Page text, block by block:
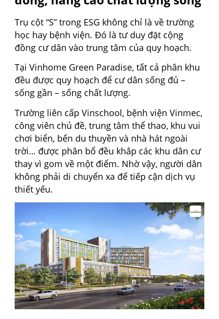
Trụ cột “S” trong ESG không chỉ là về trường
học hay bệnh viện. Đó là tư duy đặt cộng
đồng cư dân vào trung tâm của quy hoạch.
Tại Vinhome Green Paradise, tất cả phân khu
đều được quy hoạch để cư dân sống đủ –
sống gần – sống chất lượng.
Trường liên cấp Vinschool, bệnh viện Vinmec,
công viên chủ đề, trung tâm thể thao, khu vui
chơi biển, bến du thuyền và nhà hát ngoài
trời… được phân bổ đều khắp các khu dân cư
thay vì gom về một điểm. Nhờ vậy, người dân
không phải di chuyển xa để tiếp cận dịch vụ
thiết yếu.